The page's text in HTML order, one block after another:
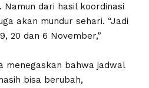
dari hasil koordinasi
akan mundur sehari. “Jadi
20 dan 6 November,”
menegaskan bahwa jadwal
bisa berubah,